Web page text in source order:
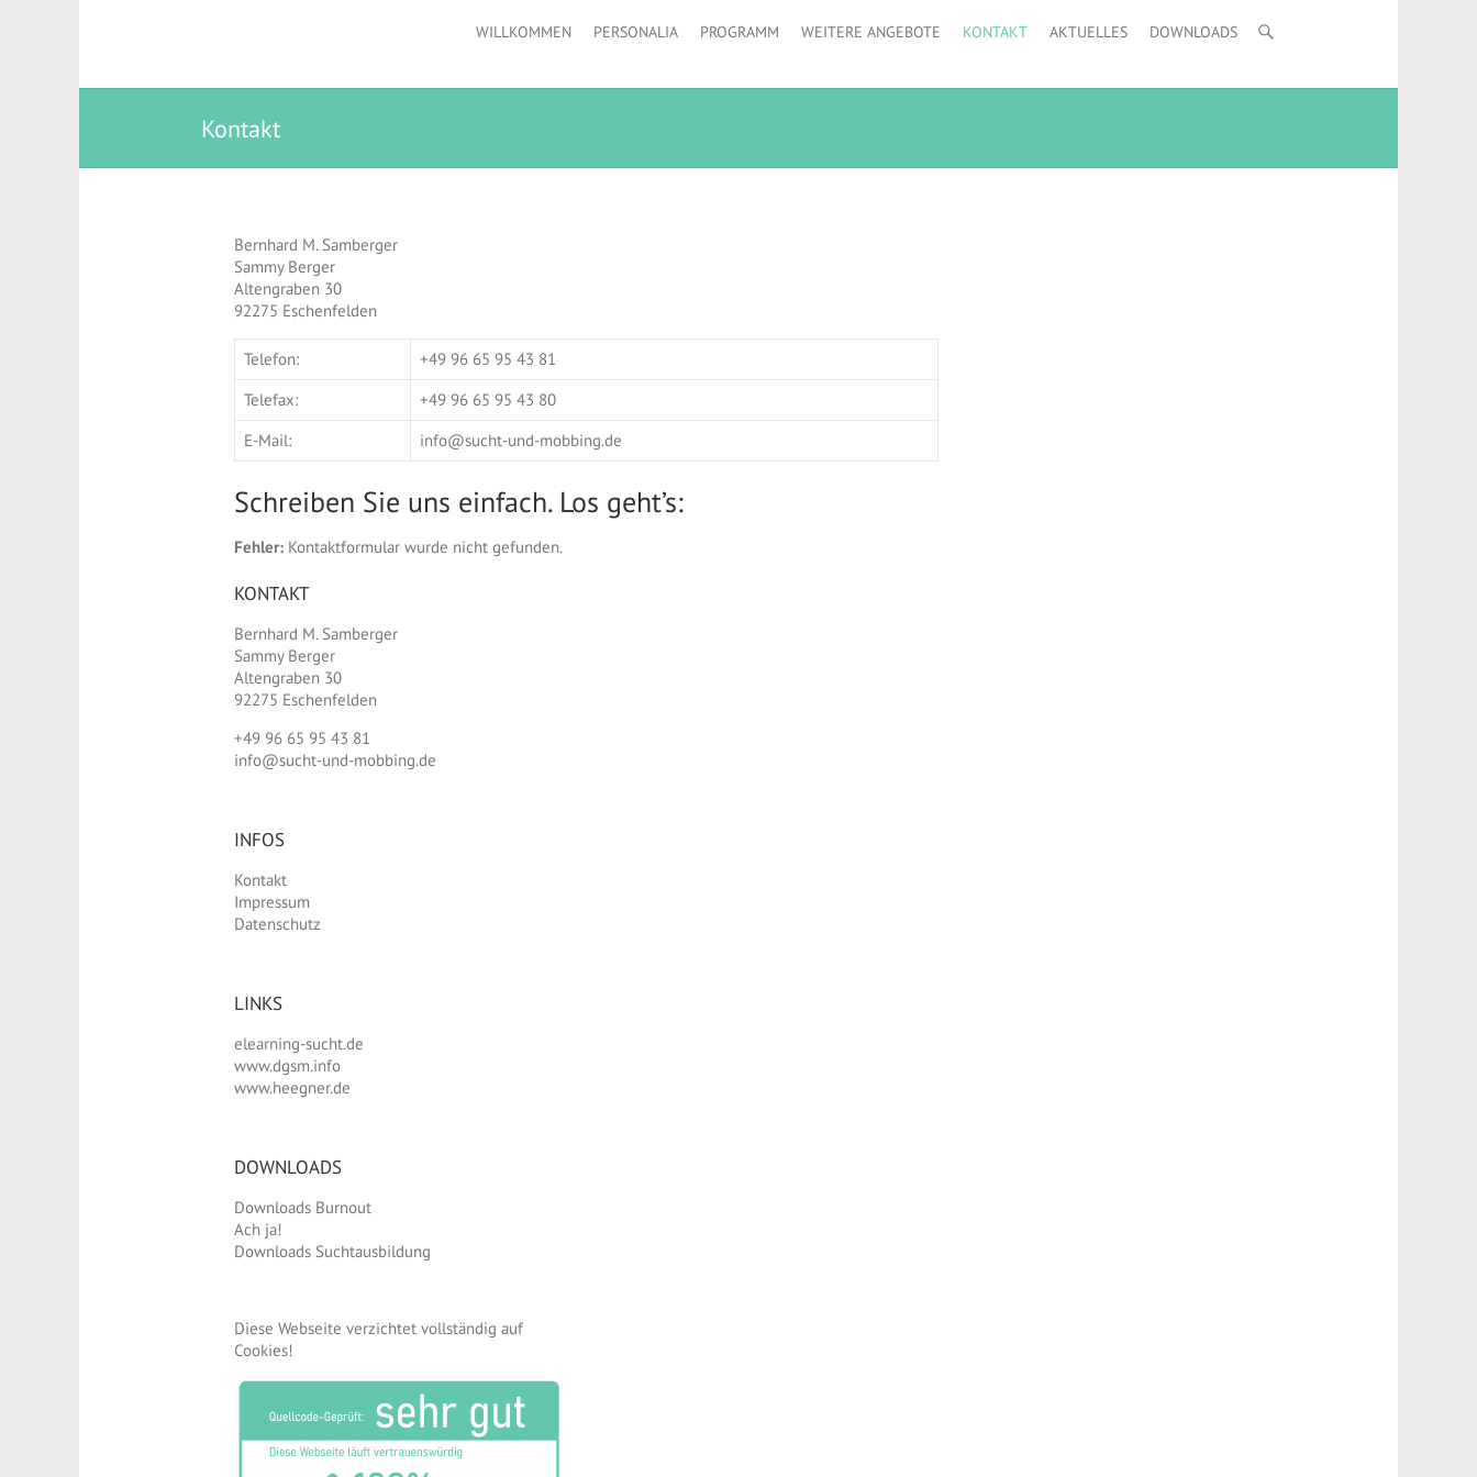
WILLKOMMEN PERSONALIA PROGRAMM WEITERE ANGEBOTE KONTAKT AKTUELLES DOWNLOADS
Kontakt
Bernhard M. Samberger
Sammy Berger
Altengraben 30
92275 Eschenfelden
Telefon:
+49 96 65 95 43 81
Telefax:
+49 96 65 95 43 80
E-Mail:
info@sucht-und-mobbing.de
Schreiben Sie uns einfach. Los geht’s:
Fehler:Kontaktformular wurde nicht gefunden.
KONTAKT
Bernhard M. Samberger
Sammy Berger
Altengraben 30
92275 Eschenfelden
+49 96 65 95 43 81
info@sucht-und-mobbing.de
INFOS
Kontakt
Impressum
Datenschutz
LINKS
elearning-sucht.de
www.dgsm.info
www.heegner.de
DOWNLOADS
Downloads Burnout
Ach ja!
Downloads Suchtausbildung
Diese Webseite verzichtet vollständig auf
Cookies!